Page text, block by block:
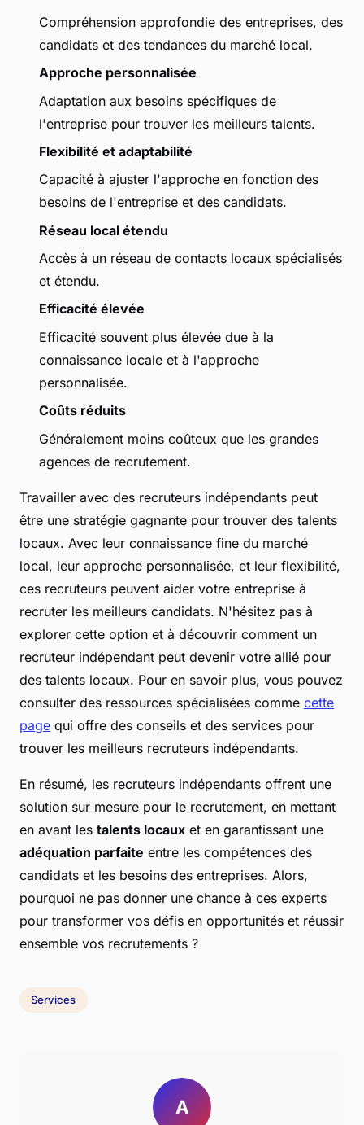
Compréhension approfondie des entreprises, des
candidats et des tendances du marché local.
Approche personnalisée
Adaptation aux besoins spécifiques de
l'entreprise pour trouver les meilleurs talents.
Flexibilité et adaptabilité
Capacité à ajuster l'approche en fonction des
besoins de l'entreprise et des candidats.
Réseau local étendu
Accès à un réseau de contacts locaux spécialisés
et étendu.
Efficacité élevée
Efficacité souvent plus élevée due à la
connaissance locale et à l'approche
personnalisée.
Coûts réduits
Généralement moins coûteux que les grandes
agences de recrutement.
Travailler avec des recruteurs indépendants peut
être une stratégie gagnante pour trouver des talents
locaux. Avec leur connaissance fine du marché
local, leur approche personnalisée, et leur flexibilité,
ces recruteurs peuvent aider votre entreprise à
recruter les meilleurs candidats. N'hésitez pas à
explorer cette option et à découvrir comment un
recruteur indépendant peut devenir votre allié pour
des talents locaux. Pour en savoir plus, vous pouvez
consulter des ressources spécialisées comme cette
page qui offre des conseils et des services pour
trouver les meilleurs recruteurs indépendants.
En résumé, les recruteurs indépendants offrent une
solution sur mesure pour le recrutement, en mettant
en avant les talents locaux et en garantissant une
adéquation parfaite entre les compétences des
candidats et les besoins des entreprises. Alors,
pourquoi ne pas donner une chance à ces experts
pour transformer vos défis en opportunités et réussir
ensemble vos recrutements ?
Services
A